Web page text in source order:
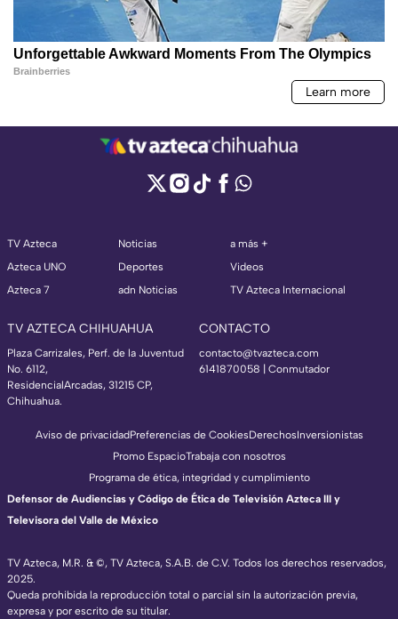
TV Azteca
Azteca UNO
Azteca 7
Noticias
Deportes
adn Noticias
a más +
Videos
TV Azteca Internacional
TV AZTECA CHIHUAHUA
Plaza Carrizales, Perf. de la Juventud
No. 6112,
ResidencialArcadas, 31215 CP,
Chihuahua.
CONTACTO
contacto@tvazteca.com
6141870058 | Conmutador
TV Azteca, M.R. & ©, TV Azteca, S.A.B. de C.V. Todos los derechos reservados,
2025.
Queda prohibida la reproducción total o parcial sin la autorización previa,
expresa y por escrito de su titular.
Aviso de privacidadPreferencias de CookiesDerechosInversionistas
Promo EspacioTrabaja con nosotros
Programa de ética, integridad y cumplimiento
Defensor de Audiencias y Código de Ética de Televisión Azteca III y
Televisora del Valle de México